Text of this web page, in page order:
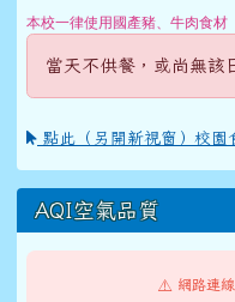
本校一律使用國產豬、牛肉食材
當天不供餐，或尚無該
點此（另開新視窗）校園
AQI空氣品質
⚠️ 網路連線